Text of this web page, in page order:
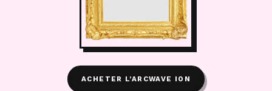
ACHETER L’ARCWAVE ION